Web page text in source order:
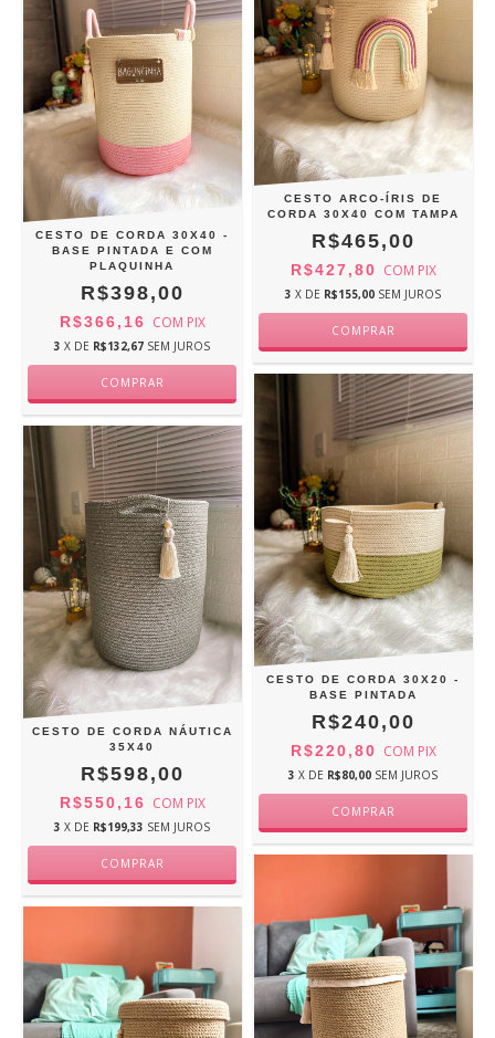
CESTO DE CORDA 30X40 -
BASE PINTADA E COM
PLAQUINHA
R$398,00
R$366,16 COM PIX
3 X DE R$132,67 SEM JUROS
CESTO ARCO-ÍRIS DE
CORDA 30X40 COM TAMPA
R$465,00
R$427,80 COM PIX
3 X DE R$155,00 SEM JUROS
CESTO DE CORDA NÁUTICA
35X40
R$598,00
R$550,16 COM PIX
3 X DE R$199,33 SEM JUROS
CESTO DE CORDA 30X20 -
BASE PINTADA
R$240,00
R$220,80 COM PIX
3 X DE R$80,00 SEM JUROS